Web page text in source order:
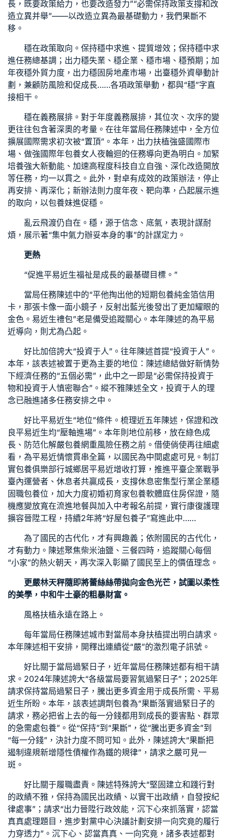
長，既要政策給力，也要改造發力”“必需保持政策支撐和改
造立異并舉”——以改造立異為最基礎動力，我們果斷不
移。
穩在政策取向。保持穩中求進、提質增效；保持穩中求
進任務總基調；出力穩失業、穩企業、穩市場、穩預期；加
年夜穩外貿力度，出力穩固房地產市場，出臺穩外資舉動計
劃，兼顧防風險和促成長……各項政策舉動，都與“穩”字直
接相干。
穩在義務展排。對于年度義務展排，其位次、次序的變
更往往包含著深奧的考量。在往年當局任務陳述中，全方位
擴展國際需求初次被“置頂”。本年，出力扶植強盛國際市
場、做強國際年包養女人夜輪迴的任務導向更為明白。加緊
培養強大新動能、加速高程度科技自立自強、深化改造開放
等任務，均一以貫之。此外，對卓有成效的政策辦法，停止
再安排、再深化；新辦法則力度年夜、靶向準，凸起展示進
的取向，以包養妹進促穩。
亂云飛渡仍自在。穩，源于信念、底氣，表現計謀耐
煩，展示著“集中氣力辦妥本身的事”的計謀定力。
更熱
“促進平易近生福祉是成長的最基礎目標。”
當局任務陳述中的“平他掏出他的短期包養純金箔信用
卡，那張卡像一面小鏡子，反射出藍光後發出了更加耀眼的
金色。易近生禮包”老是備受追蹤關心。本年陳述的為平易
近導向，則尤為凸起。
好比加倍誇大“投資于人”。往年陳述首提“投資于人”。
本年，該表述被置于更為主要的地位：陳述總結做好新情勢
下經濟任務的“五個必需”，此中之一即是“必需保持投資于
物和投資于人慎密聯合”。縱不雅陳述全文，投資于人的理
念已融進諸多任務安排之中。
好比平易近生“地位”條件。梳理近五年陳述，保證和改
良平易近生均“壓軸進場”。本年則地位前移，放在綠色成
長、防范化解嚴包養網重風險任務之前。借使倘使再往細處
看，為平易近情懷貫串全篇，以國民為中間處處可見。制訂
實包養俱樂部行城鄉居平易近增收打算，推進平臺企業戰爭
臺內運營者、休息者共贏成長，支撐休息密集型行業企業穩
固職包養位，加大力度初婚初育家包養軟體庭住房保證，隨
機應變放寬在流進地餐與加入中考報名前提，實行康復護理
擴容晉陞工程，持續2年將“好屋包養子”寫進此中……
為了國民的古代化，才有興趣義；依附國民的古代化，
才有動力。陳述聚焦柴米油鹽、三餐四時，追蹤關心每個
“小家”的熱火朝天，再次深入彰顯了國民至上的價值理念。
更嚴林天秤隨即將蕾絲絲帶拋向金色光芒，試圖以柔性
的美學，中和牛土豪的粗暴財富。
風格扶植永遠在路上。
每年當局任務陳述城市對當局本身扶植提出明白請求。
本年陳述相干安排，開釋出連續從“嚴”的激烈電子訊號。
好比關于當局過緊日子，近年當局任務陳述都有相干請
求。2024年陳述誇大“各級當局要習氣過緊日子”；2025年
請求保持當局過緊日子，騰出更多資金用于成長所需、平易
近生所盼。本年，該表述調劑包養為“果斷落實過緊日子的
請求，務必把省上去的每一分錢都用到成長的要害點、群眾
的急需處包養”。從“保持”到“果斷”，從“騰出更多資金”到
“每一分錢”，決計力度不問可知。此外，陳述誇大“果斷把
遏制違規新增隱性債權作為鐵的規律”，請求之嚴可見一
斑。
好比關于履職盡責。陳述特殊誇大“堅固建立和踐行對
的政績不雅，保持為國民出政績、以實干出政績，自發按紀
律處事”；請求“出力晉陞行政效能，沉下心來抓落實，認當
真真處理題目，進步對黨中心決議計劃安排一向究竟的履行
力穿透力”。沉下心、認當真真、一向究竟，諸多表述都對